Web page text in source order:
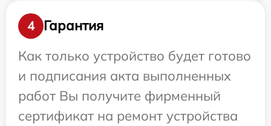
4
Гарантия
Как только устройство будет готово
и подписания акта выполненных
работ Вы получите фирменный
сертификат на ремонт устройства